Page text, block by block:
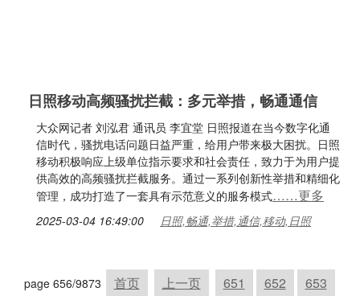
日照移动高频骚扰拦截：多元举措，畅通通信
大众网记者 刘泓君 通讯员 李宜堂 日照报道在当今数字化通
信时代，骚扰电话问题日益严重，给用户带来极大困扰。日照
移动积极响应上级单位指示要求和社会责任，致力于为用户提
供高效的高频骚扰拦截服务。通过一系列创新性举措和精细化
管理，成功打造了一套具有示范意义的服务模式……更多
2025-03-04 16:49:00 日照,畅通,举措,通信,移动,日照
page 656/9873 首页 上一页 651 652
653